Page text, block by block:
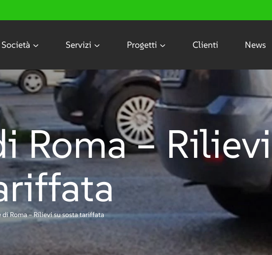
Società Servizi Progetti Clienti News
Roma – Rilievi
di Roma – Rilievi su sosta tariffata